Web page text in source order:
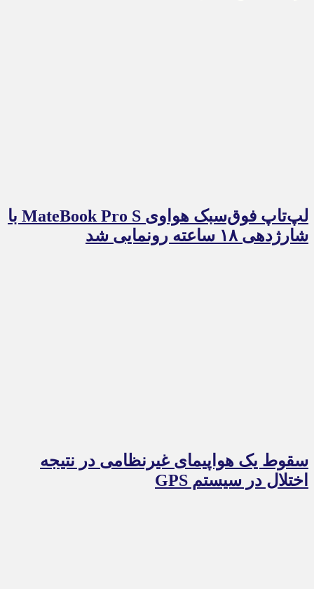
لپ‌تاپ فوق‌سبک هواوی MateBook Pro S با
شارژدهی ۱۸ ساعته رونمایی شد
سقوط یک هواپیمای غیرنظامی در نتیجه
اختلال در سیستم‌ GPS